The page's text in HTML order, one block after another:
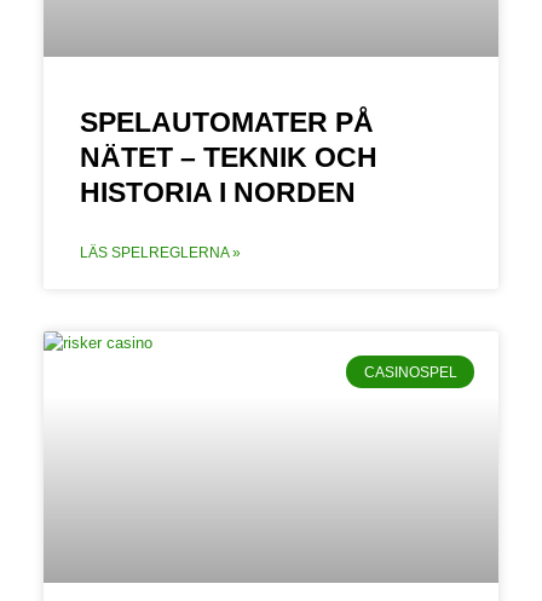
SPELAUTOMATER PÅ
NÄTET – TEKNIK OCH
HISTORIA I NORDEN
LÄS SPELREGLERNA »
CASINOSPEL